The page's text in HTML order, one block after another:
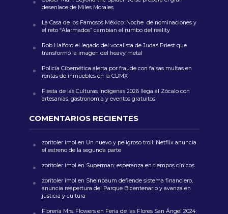
desenlace de Miles Morales
La Casa de los Famosos México: Noche de nominaciones y
el reto “Alarmados” cambian el rumbo del reality
Rob Halford el legado del vocalista de Judas Priest que
transformó la imagen del heavy metal
Policía Cibernética alerta por fraude con falsas multas en
rentas de inmuebles en la CDMX
Fiesta de las Culturas Indígenas 2026 llega al Zócalo con
artesanías, gastronomía y eventos gratuitos
COMENTARIOS RECIENTES
zoritoler imol en Un nuevo y peligroso troll: Netflix anuncia
el estreno de la segunda parte
zoritoler imol en Superman: esperanza en tiempos cínicos
zoritoler imol en Sheinbaum defiende sistema financiero,
anuncia reapertura del Parque Bicentenario y avanza en
justicia y cultura
Florería Mrs. Flowersen Feria de las Flores San Ángel 2024: